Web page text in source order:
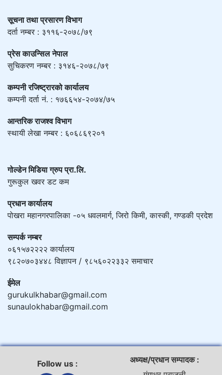
सूचना तथा प्रसारण विभाग
दर्ता नम्बर : ३११६-२०७८/७९
प्रेस काउन्सिल नेपाल
सुचिकरण नम्बर : ३१४६-२०७८/७९
कम्पनी रजिष्ट्रारको कार्यालय
कम्पनी दर्ता नं. : १७६६५४-२०७४/७५
आन्तरिक राजश्व विभाग
स्थायी लेखा नम्बर : ६०६८६९२०१
गोल्डेन मिडिया ग्रुप प्रा.लि.
गुरूकुल खवर डट कम
प्रधान कार्यालय
पोखरा महानगरपालिका -०५ धवलमार्ग, जिरो किमी, कास्की, गण्डकी प्रदेश
सम्पर्क नम्बर
०६१५७२२२२ कार्यालय
९८२०७०३४४८ विज्ञापन / ९८५६०२२३३२ समाचार
ईमेल
gurukulkhabar@gmail.com
sunaulokhabar@gmail.com
Follow us :
अध्यक्ष/प्रधान सम्पादक :